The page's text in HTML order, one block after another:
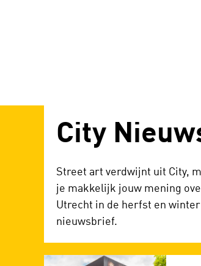
City
Street art verdwijnt uit City,
je makkelijk jouw mening
Utrecht in de herfst en
nieuwsbrief.